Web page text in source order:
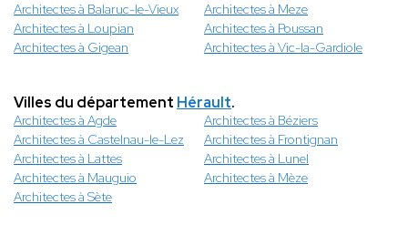
Architectes à Balaruc-le-Vieux
Architectes à Meze
Architectes à Loupian
Architectes à Poussan
Architectes à Gigean
Architectes à Vic-la-Gardiole
Villes du département Hérault.
Architectes à Agde
Architectes à Béziers
Architectes à Castelnau-le-Lez
Architectes à Frontignan
Architectes à Lattes
Architectes à Lunel
Architectes à Mauguio
Architectes à Mèze
Architectes à Sète